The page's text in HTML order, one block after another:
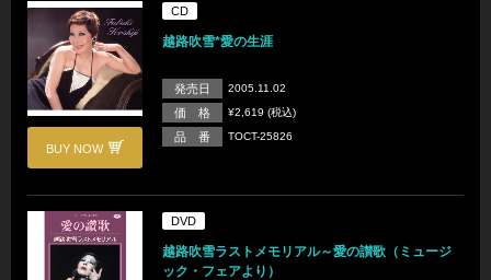
BUY NOW
CD
越路吹雪*愛の生涯
発売日 2005.11.02
価 格 ¥2,619 (税込)
品 番 TOCT-25826
DVD
越路吹雪ラストメモリアル～愛の讃歌（ミュージ
ック・フェアより）